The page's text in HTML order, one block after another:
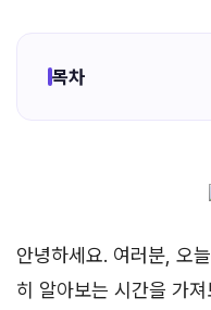
목차
안녕하세요. 여러분, 오
히 알아보는 시간을 가